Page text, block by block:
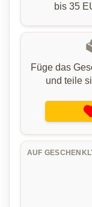
bis 35
Füge das
und teile
AUF